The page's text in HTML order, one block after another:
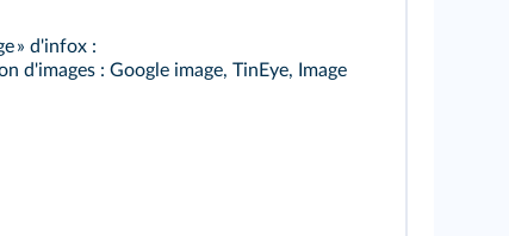
» d'infox :
d'images : Google image, TinEye, Image